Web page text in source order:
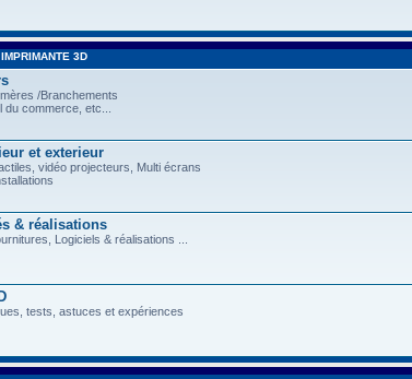
3D
/Branchements
commerce, etc...
et exterieur
vidéo projecteurs, Multi écrans
& réalisations
Logiciels & réalisations ...
tests, astuces et expériences